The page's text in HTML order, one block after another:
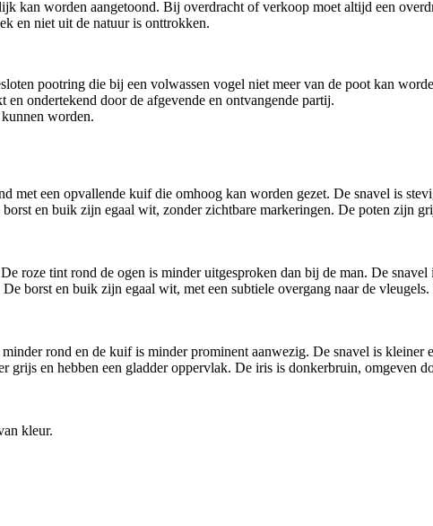
kan worden aangetoond. Bij overdracht of verkoop moet altijd een
en niet uit de natuur is onttrokken.
pootring die bij een volwassen vogel niet meer van de poot kan
ondertekend door de afgevende en ontvangende partij.
worden.
een opvallende kuif die omhoog kan worden gezet. De snavel is
en buik zijn egaal wit, zonder zichtbare markeringen. De poten zijn
roze tint rond de ogen is minder uitgesproken dan bij de man. De snavel
borst en buik zijn egaal wit, met een subtiele overgang naar de
rond en de kuif is minder prominent aanwezig. De snavel is kleiner
en hebben een gladder oppervlak. De iris is donkerbruin, omgeven
kleur.